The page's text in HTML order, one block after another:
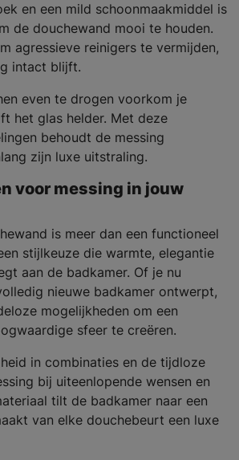
en een mild schoonmaakmiddel is
de douchewand mooi te houden.
agressieve reinigers te vermijden,
intact blijft.
even te drogen voorkom je
het glas helder. Met deze
behoudt de messing
zijn luxe uitstraling.
voor messing in jouw
is meer dan een functioneel
stijlkeuze die warmte, elegantie
aan de badkamer. Of je nu
nieuwe badkamer ontwerpt,
mogelijkheden om een
sfeer te creëren.
in combinaties en de tijdloze
bij uiteenlopende wensen en
tilt de badkamer naar een
van elke douchebeurt een luxe